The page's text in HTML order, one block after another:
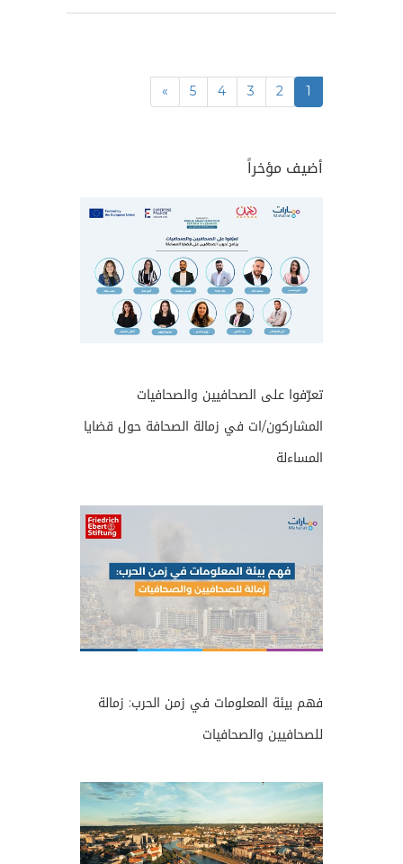
1
2
3
4
5
»
أضيف مؤخراً
تعرّفوا على الصحافيين والصحافيات
المشاركون/ات في زمالة الصحافة حول قضايا
المساءلة
فهم بيئة المعلومات في زمن الحرب: زمالة
للصحافيين والصحافيات